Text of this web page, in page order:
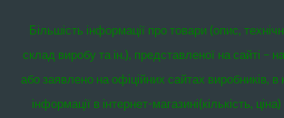
Більшість інформації про товари (опис,
склад виробу та ін.), представленої на сайті –
або заявлено на офіційних сайтах виробників,
інформації в інтернет-магазині(кількість,